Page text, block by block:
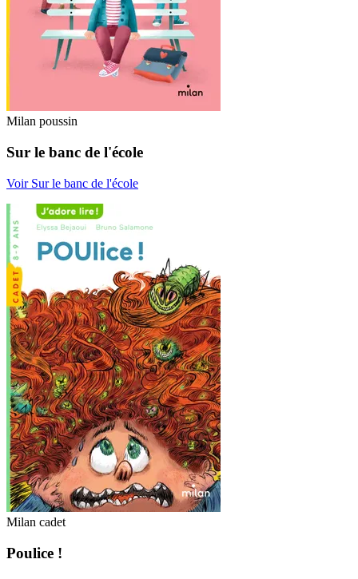
Milan poussin
Sur le banc de l'école
Voir Sur le banc de l'école
Milan cadet
Poulice !